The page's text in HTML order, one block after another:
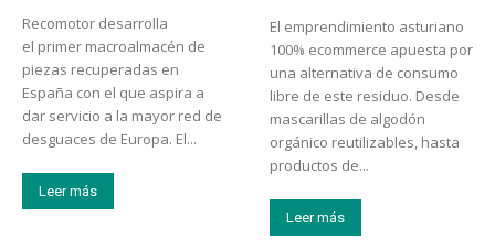
Recomotor desarrolla
el primer macroalmacén de
piezas recuperadas en
España con el que aspira a
dar servicio a la mayor red de
desguaces de Europa. El...
Leer más
El emprendimiento asturiano
100% ecommerce apuesta por
una alternativa de consumo
libre de este residuo. Desde
mascarillas de algodón
orgánico reutilizables, hasta
productos de...
Leer más